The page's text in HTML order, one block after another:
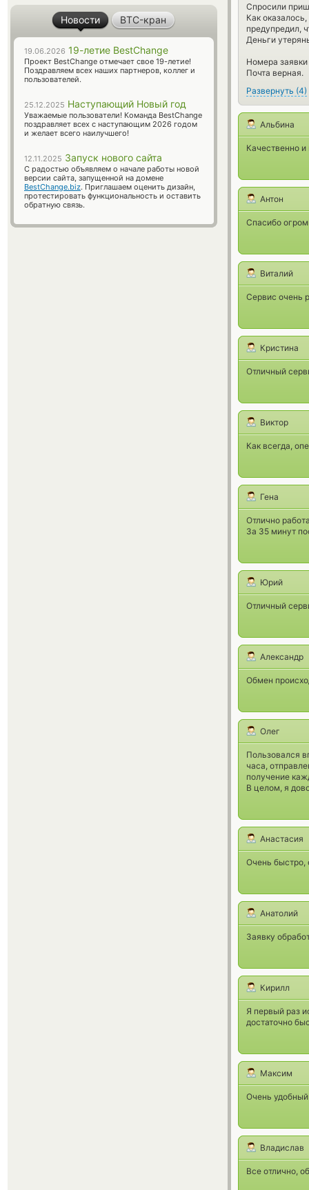
Спросили
Как
предупредил,
Деньги
Номера заявки
Почта верная.
Развернуть (4)
Альбина
Качественно и
Антон
Спасибо
Виталий
Сервис очень
Кристина
Отличный
Виктор
Как всегда,
Гена
Отлично
За 35 минут
Юрий
Отличный
Александр
Обмен
Олег
Пользовался
часа,
получение
В целом, я
Анастасия
Очень быстро,
Анатолий
Заявку
Кирилл
Я первый раз
достаточно
Максим
Очень
Владислав
Все отлично,
Новости BTC-кран
19.06.2026 19-летие BestChange
Проект BestChange отмечает свое 19-летие!
Поздравляем всех наших партнеров, коллег и
пользователей.
25.12.2025 Наступающий Новый год
Уважаемые пользователи! Команда BestChange
поздравляет всех с наступающим 2026 годом
и желает всего наилучшего!
12.11.2025 Запуск нового сайта
С радостью объявляем о начале работы новой
версии сайта, запущенной на домене
BestChange.biz. Приглашаем оценить дизайн,
протестировать функциональность и оставить
обратную связь.